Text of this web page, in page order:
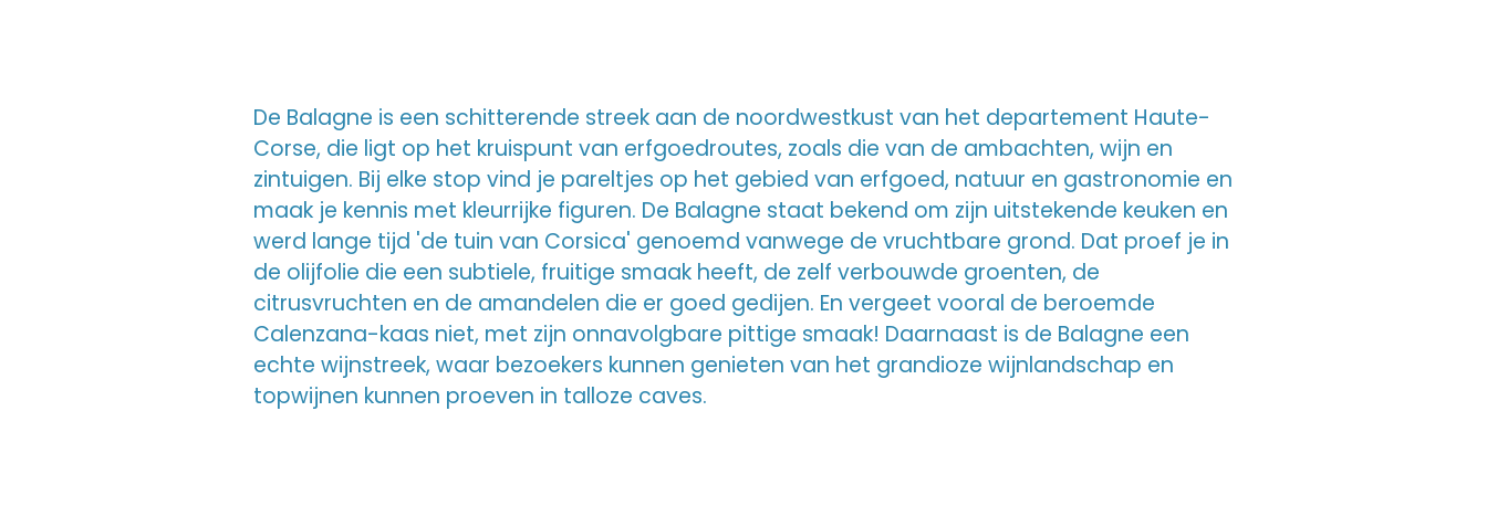
De Balagne is een schitterende streek aan de noordwestkust van het departement Haute-
Corse, die ligt op het kruispunt van erfgoedroutes, zoals die van de ambachten, wijn en
zintuigen. Bij elke stop vind je pareltjes op het gebied van erfgoed, natuur en gastronomie en
maak je kennis met kleurrijke figuren. De Balagne staat bekend om zijn uitstekende keuken en
werd lange tijd 'de tuin van Corsica' genoemd vanwege de vruchtbare grond. Dat proef je in
de olijfolie die een subtiele, fruitige smaak heeft, de zelf verbouwde groenten, de
citrusvruchten en de amandelen die er goed gedijen. En vergeet vooral de beroemde
Calenzana-kaas niet, met zijn onnavolgbare pittige smaak! Daarnaast is de Balagne een
echte wijnstreek, waar bezoekers kunnen genieten van het grandioze wijnlandschap en
topwijnen kunnen proeven in talloze caves.